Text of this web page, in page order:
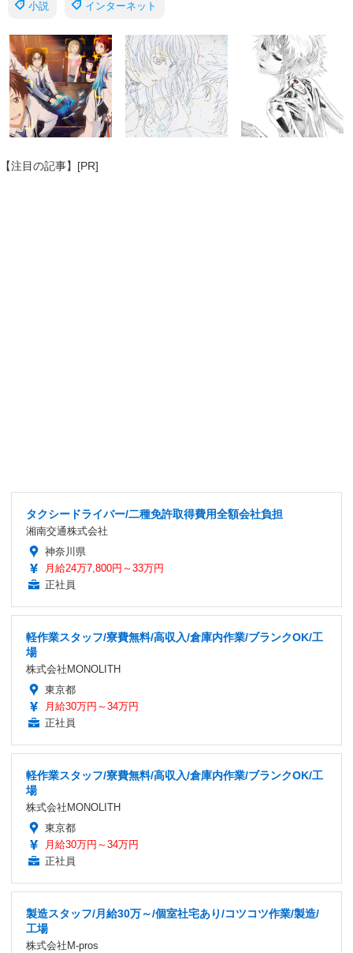
小説 インターネット
【注目の記事】[PR]
タクシードライバー/二種免許取得費用全額会社負担
湘南交通株式会社
神奈川県
月給24万7,800円～33万円
正社員
軽作業スタッフ/寮費無料/高収入/倉庫内作業/ブランクOK/工
場
株式会社MONOLITH
東京都
月給30万円～34万円
正社員
軽作業スタッフ/寮費無料/高収入/倉庫内作業/ブランクOK/工
場
株式会社MONOLITH
東京都
月給30万円～34万円
正社員
製造スタッフ/月給30万～/個室社宅あり/コツコツ作業/製造/
工場
株式会社M-pros